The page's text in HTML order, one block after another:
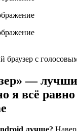
браузер с
—
я всё